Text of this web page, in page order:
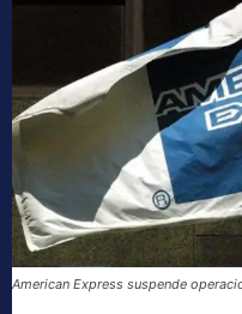
American Express suspende